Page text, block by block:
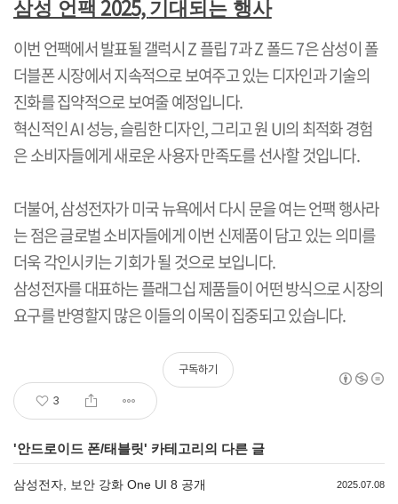
삼성 언팩 2025, 기대되는 행사
이번 언팩에서 발표될 갤럭시Z플립7과Z폴드7은 삼성이 폴
더블폰 시장에서 지속적으로 보여주고 있는 디자인과 기술의
진화를 집약적으로 보여줄 예정입니다.
혁신적인AI성능,슬림한 디자인,그리고 원 UI의 최적화 경험
은 소비자들에게 새로운 사용자 만족도를 선사할 것입니다.
더불어,삼성전자가 미국 뉴욕에서 다시 문을 여는 언팩 행사라
는 점은 글로벌 소비자들에게 이번 신제품이 담고 있는 의미를
더욱 각인시키는 기회가 될 것으로 보입니다.
삼성전자를 대표하는 플래그십 제품들이 어떤 방식으로 시장의
요구를 반영할지 많은 이들의 이목이 집중되고 있습니다.
3
구독하기
'안드로이드 폰/태블릿' 카테고리의 다른 글
삼성전자, 보안 강화 One UI 8 공개 2025.07.08